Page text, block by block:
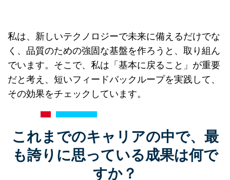
私は、新しいテクノロジーで未来に備えるだけでな
く、品質のための強固な基盤を作ろうと、取り組ん
でいます。そこで、私は「基本に戻ること」が重要
だと考え、短いフィードバックループを実践して、
その効果をチェックしています。
これまでのキャリアの中で、最
も誇りに思っている成果は何で
すか？